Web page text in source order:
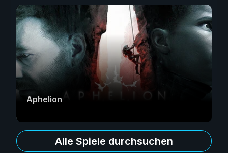
Aphelion
Alle Spiele durchsuchen